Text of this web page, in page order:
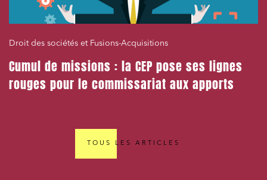
Droit des sociétés et Fusions-Acquisitions
Cumul de missions : la CEP pose ses lignes
rouges pour le commissariat aux apports
TOUS LES ARTICLES